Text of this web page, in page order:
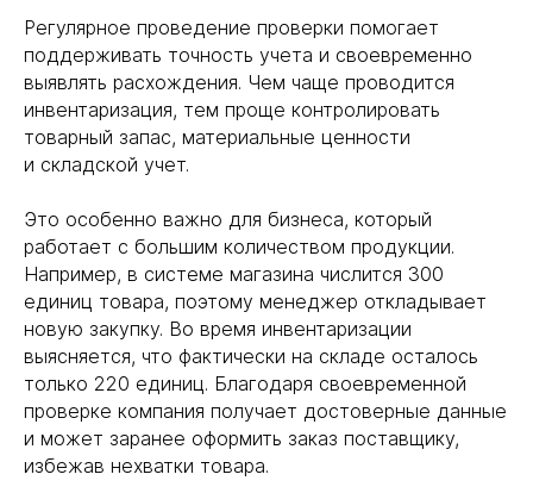
Регулярное проведение проверки помогает
поддерживать точность учета и своевременно
выявлять расхождения. Чем чаще проводится
инвентаризация, тем проще контролировать
товарный запас, материальные ценности
и складской учет.
Это особенно важно для бизнеса, который
работает с большим количеством продукции.
Например, в системе магазина числится 300
единиц товара, поэтому менеджер откладывает
новую закупку. Во время инвентаризации
выясняется, что фактически на складе осталось
только 220 единиц. Благодаря своевременной
проверке компания получает достоверные данные
и может заранее оформить заказ поставщику,
избежав нехватки товара.
ООО « СКЛАДСТОР ИНН
МОСКВА
П. ПЕРВОМАЙСКОЕ УЛ. РАБОЧАЯ Д 1
Г. ДОМОДЕДОВО РЯБИНОВАЯ УЛ. 10
10
КПП 772001001 ОГРН 1247700732960